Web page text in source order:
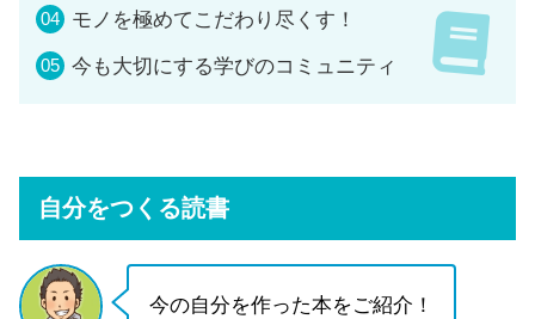
モノを極めてこだわり尽くす！
今も大切にする学びのコミュニティ
自分をつくる読書
今の自分を作った本をご紹介！